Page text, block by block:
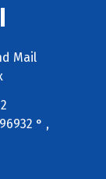
Mail
° ,